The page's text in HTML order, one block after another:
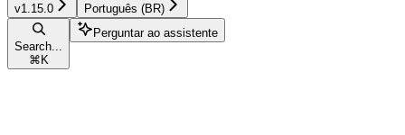
v1.15.0 Português (BR)
Search...
⌘ K
Perguntar ao assistente